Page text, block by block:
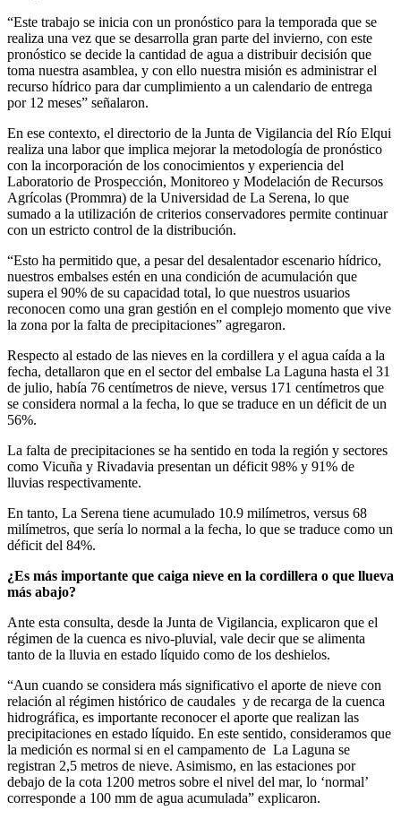
“Este trabajo se inicia con un pronóstico para la temporada que se
realiza una vez que se desarrolla gran parte del invierno, con este
pronóstico se decide la cantidad de agua a distribuir decisión que
toma nuestra asamblea, y con ello nuestra misión es administrar el
recurso hídrico para dar cumplimiento a un calendario de entrega
por 12 meses” señalaron.
En ese contexto, el directorio de la Junta de Vigilancia del Río Elqui
realiza una labor que implica mejorar la metodología de pronóstico
con la incorporación de los conocimientos y experiencia del
Laboratorio de Prospección, Monitoreo y Modelación de Recursos
Agrícolas (Prommra) de la Universidad de La Serena, lo que
sumado a la utilización de criterios conservadores permite continuar
con un estricto control de la distribución.
“Esto ha permitido que, a pesar del desalentador escenario hídrico,
nuestros embalses estén en una condición de acumulación que
supera el 90% de su capacidad total, lo que nuestros usuarios
reconocen como una gran gestión en el complejo momento que vive
la zona por la falta de precipitaciones” agregaron.
Respecto al estado de las nieves en la cordillera y el agua caída a la
fecha, detallaron que en el sector del embalse La Laguna hasta el 31
de julio, había 76 centímetros de nieve, versus 171 centímetros que
se considera normal a la fecha, lo que se traduce en un déficit de un
56%.
La falta de precipitaciones se ha sentido en toda la región y sectores
como Vicuña y Rivadavia presentan un déficit 98% y 91% de
lluvias respectivamente.
En tanto, La Serena tiene acumulado 10.9 milímetros, versus 68
milímetros, que sería lo normal a la fecha, lo que se traduce como un
déficit del 84%.
¿Es más importante que caiga nieve en la cordillera o que llueva
más abajo?
Ante esta consulta, desde la Junta de Vigilancia, explicaron que el
régimen de la cuenca es nivo-pluvial, vale decir que se alimenta
tanto de la lluvia en estado líquido como de los deshielos.
“Aun cuando se considera más significativo el aporte de nieve con
relación al régimen histórico de caudales y de recarga de la cuenca
hidrográfica, es importante reconocer el aporte que realizan las
precipitaciones en estado líquido. En este sentido, consideramos que
la medición es normal si en el campamento de La Laguna se
registran 2,5 metros de nieve. Asimismo, en las estaciones por
debajo de la cota 1200 metros sobre el nivel del mar, lo ‘normal’
corresponde a 100 mm de agua acumulada” explicaron.